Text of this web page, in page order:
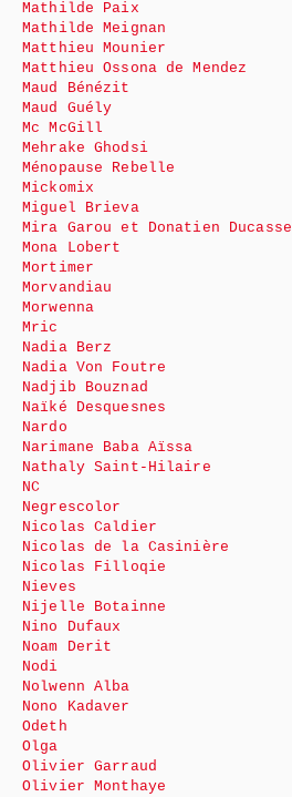
Mathilde Paix
Mathilde Meignan
Matthieu Mounier
Matthieu Ossona de Mendez
Maud Bénézit
Maud Guély
Mc McGill
Mehrake Ghodsi
Ménopause Rebelle
Mickomix
Miguel Brieva
Mira Garou et Donatien Ducasse
Mona Lobert
Mortimer
Morvandiau
Morwenna
Mric
Nadia Berz
Nadia Von Foutre
Nadjib Bouznad
Naïké Desquesnes
Nardo
Narimane Baba Aïssa
Nathaly Saint-Hilaire
NC
Negrescolor
Nicolas Caldier
Nicolas de la Casinière
Nicolas Filloqie
Nieves
Nijelle Botainne
Nino Dufaux
Noam Derit
Nodi
Nolwenn Alba
Nono Kadaver
Odeth
Olga
Olivier Garraud
Olivier Monthaye